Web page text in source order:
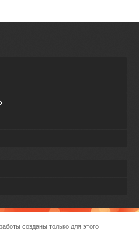
созданы только для этого